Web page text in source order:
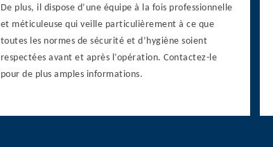
De plus, il dispose d’une équipe à la fois professionnelle
et méticuleuse qui veille particulièrement à ce que
toutes les normes de sécurité et d’hygiène soient
respectées avant et après l’opération. Contactez-le
pour de plus amples informations.